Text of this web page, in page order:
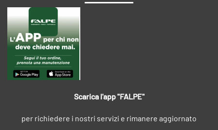
Scarica l'app "FALPE"
per richiedere i nostri servizi e rimanere aggiornato